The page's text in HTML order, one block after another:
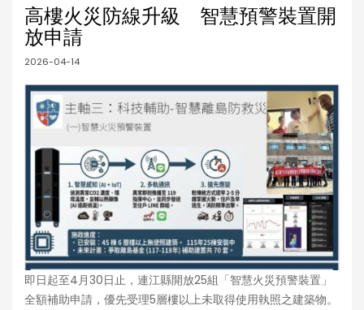
高樓火災防線升級 智慧預警裝置開
放申請
2026-04-14
即日起至4月30日止，連江縣開放25組「智慧火災預警裝置」
全額補助申請，優先受理5層樓以上未取得使用執照之建築物。